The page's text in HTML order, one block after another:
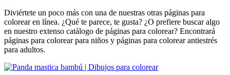
Diviértete un poco más con una de nuestras otras páginas para
colorear en línea. ¿Qué te parece, te gusta? ¿O prefiere buscar algo
en nuestro extenso catálogo de páginas para colorear? Encontrará
páginas para colorear para niños y páginas para colorear antiestrés
para adultos.